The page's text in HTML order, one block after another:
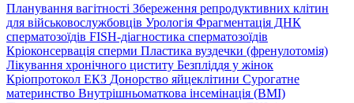
Планування вагітності Збереження репродуктивних клітин
для військовослужбовців Урологія Фрагментація ДНК
сперматозоїдів FISH-діагностика сперматозоїдів
Кріоконсервація сперми Пластика вуздечки (френулотомія)
Лікування хронічного циститу Безпліддя у жінок
Кріопротокол ЕКЗ Донорство яйцеклітини Сурогатне
материнство Внутрішньоматкова інсемінація (ВМІ)